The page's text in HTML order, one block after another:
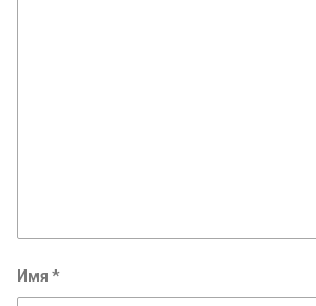
Имя *